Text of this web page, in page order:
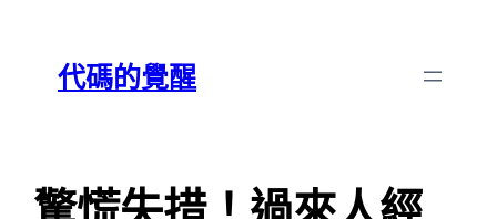
content代碼的覺醒
驚慌失措！過來人經